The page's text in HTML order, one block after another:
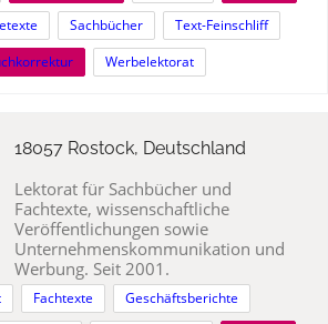
Sachbücher
Text-Feinschliff
Werbelektorat
18057 Rostock, Deutschland
Lektorat für Sachbücher und
Fachtexte, wissenschaftliche
Veröffentlichungen sowie
Unternehmenskommunikation und
Werbung. Seit 2001.
Fachtexte
Geschäftsberichte